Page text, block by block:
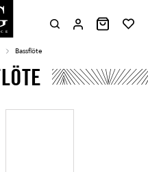
Bassflöte